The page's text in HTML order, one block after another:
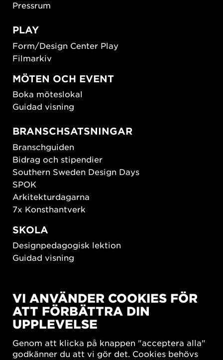
Pressrum
PLAY
Form/Design Center Play
Filmarkiv
MÖTEN OCH EVENT
Boka möteslokal
Guidad visning
BRANSCHSATSNINGAR
Branschguiden
Bidrag och stipendier
Southern Sweden Design Days
SPOK
Arkitekturdagarna
7x Konsthantverk
SKOLA
Designpedagogisk lektion
Guidad visning
New European Bauhaus
SUSTAINORDIC
Share Future Living
What Matter_s
VI ANVÄNDER COOKIES FÖR
ATT FÖRBÄTTRA DIN
UPPLEVELSE
Genom att klicka på knappen "acceptera alla"
godkänner du att vi gör det. Cookies behövs